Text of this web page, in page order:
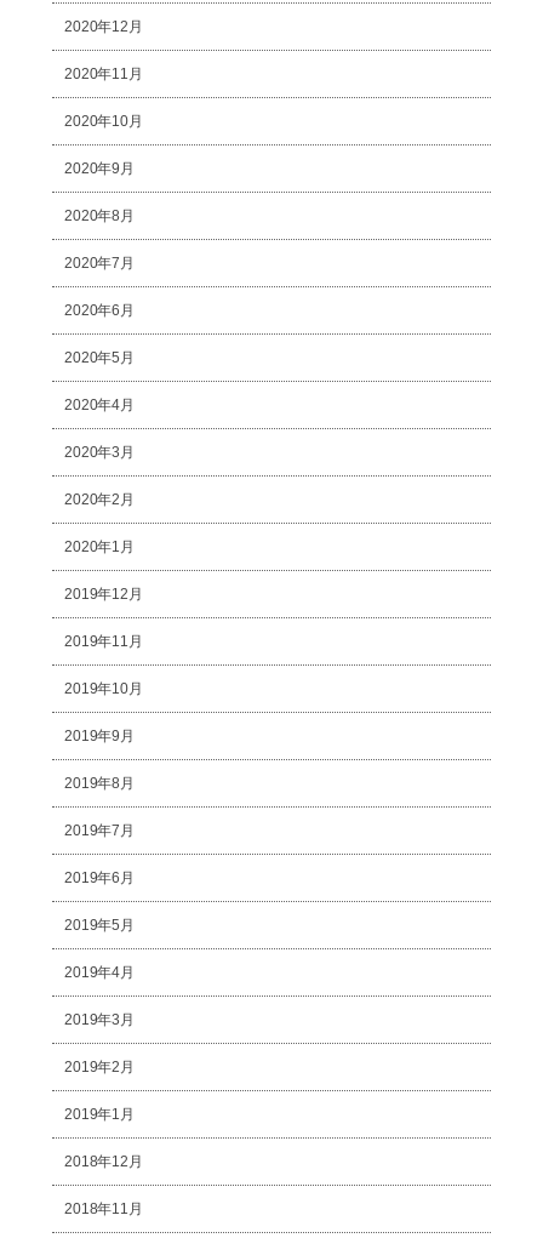
2020年12月
2020年11月
2020年10月
2020年9月
2020年8月
2020年7月
2020年6月
2020年5月
2020年4月
2020年3月
2020年2月
2020年1月
2019年12月
2019年11月
2019年10月
2019年9月
2019年8月
2019年7月
2019年6月
2019年5月
2019年4月
2019年3月
2019年2月
2019年1月
2018年12月
2018年11月